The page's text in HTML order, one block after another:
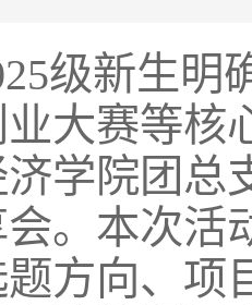
级新生明
大赛等核
学院团总
。本次活
方向、项